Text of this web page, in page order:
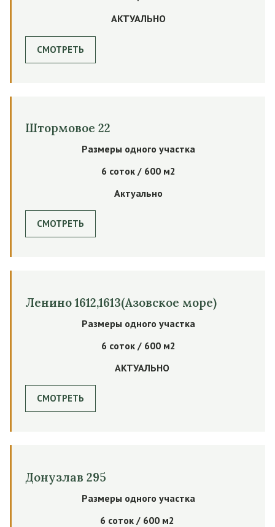
АКТУАЛЬНО
СМОТРЕТЬ
Штормовое 22
Размеры одного участка
6 соток / 600 м2
Актуально
СМОТРЕТЬ
Ленино 1612,1613(Азовское море)
Размеры одного участка
6 соток / 600 м2
АКТУАЛЬНО
СМОТРЕТЬ
Донузлав 295
Размеры одного участка
6 соток / 600 м2